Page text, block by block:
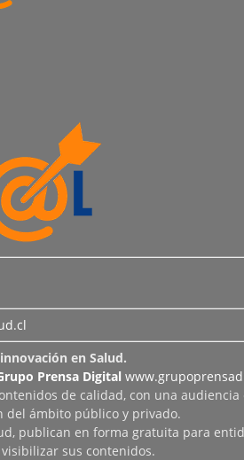
en Salud.
Prensa Digital
de calidad, con una audiencia
del ámbito público y privado.
publican en forma gratuita para
sus contenidos.